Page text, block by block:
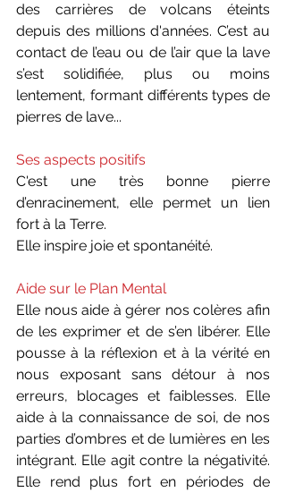
des carrières de volcans éteints
depuis des millions d'années. C’est au
contact de l’eau ou de l’air que la lave
s’est solidifiée, plus ou moins
lentement, formant différents types de
pierres de lave...
Ses aspects positifs
C'est une très bonne pierre
d’enracinement, elle permet un lien
fort à la Terre.
Elle inspire joie et spontanéité.
Aide sur le Plan Mental
Elle nous aide à gérer nos colères afin
de les exprimer et de s’en libérer. Elle
pousse à la réflexion et à la vérité en
nous exposant sans détour à nos
erreurs, blocages et faiblesses. Elle
aide à la connaissance de soi, de nos
parties d’ombres et de lumières en les
intégrant. Elle agit contre la négativité.
Elle rend plus fort en périodes de